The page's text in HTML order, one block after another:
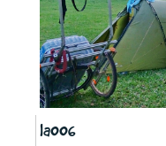
la006